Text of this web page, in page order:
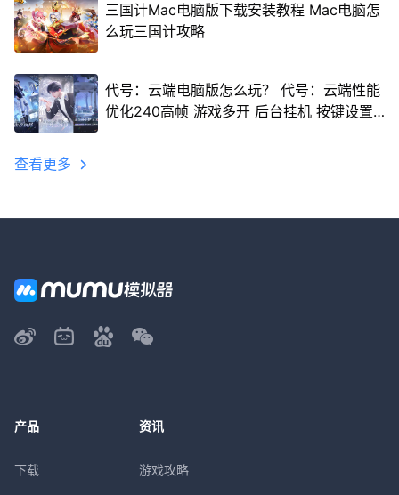
三国计Mac电脑版下载安装教程 Mac电脑怎
么玩三国计攻略
代号：云端电脑版怎么玩？ 代号：云端性能
优化240高帧 游戏多开 后台挂机 按键设置
查看更多
产品
下载
资讯
游戏攻略